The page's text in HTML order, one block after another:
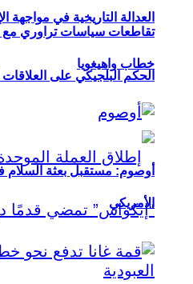
العدالة التاريخية في مواجهة
الحكم البلجيكي على العلاقات
تقاطعات سياسات تراوري مع
خطاب واهيغويا
أوصوم: مستقبل بعثة
الأمريكي